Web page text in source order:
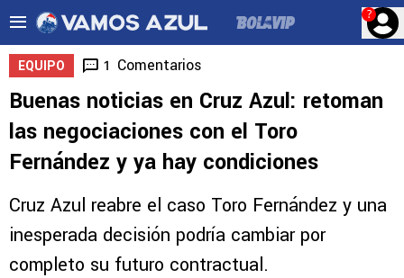
?
EQUIPO 1 Comentarios
Buenas noticias en Cruz Azul: retoman
las negociaciones con el Toro
Fernández y ya hay condiciones
Cruz Azul reabre el caso Toro Fernández y una
inesperada decisión podría cambiar por
completo su futuro contractual.